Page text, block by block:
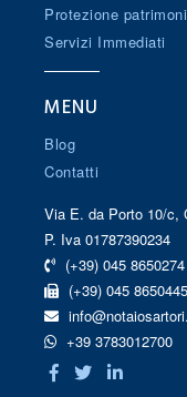
Protezione
Servizi Immediati
MENU
Blog
Contatti
Via E. da Porto 10/c,
P. Iva 01787390234
(+39) 045 8650274
(+39) 045 8650445
+39 3783012700